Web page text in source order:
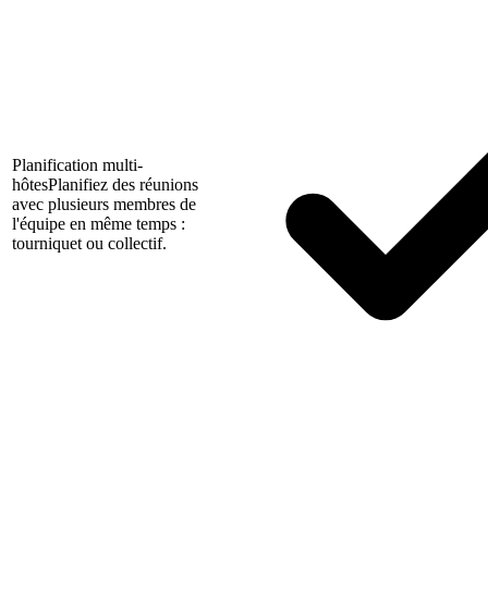
Planification multi-
hôtesPlanifiez des réunions
avec plusieurs membres de
l'équipe en même temps :
tourniquet ou collectif.